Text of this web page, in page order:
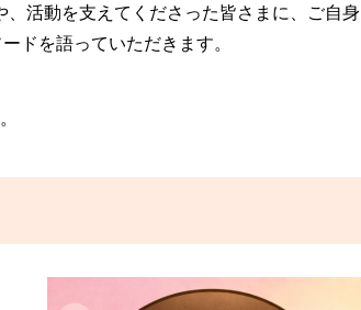
活動を支えてくださった皆さまに、ご自身
ドを語っていただきます。